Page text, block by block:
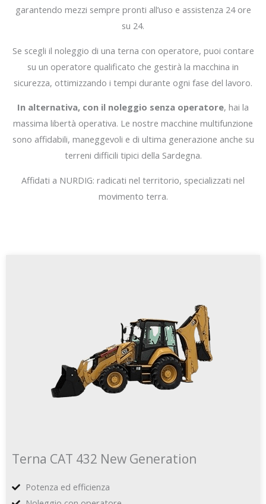
garantendo mezzi sempre pronti all’uso e assistenza 24 ore
su 24.
Se scegli il noleggio di una terna con operatore, puoi contare
su un operatore qualificato che gestirà la macchina in
sicurezza, ottimizzando i tempi durante ogni fase del lavoro.
In alternativa, con il noleggio senza operatore, hai la
massima libertà operativa. Le nostre macchine multifunzione
sono affidabili, maneggevoli e di ultima generazione anche su
terreni difficili tipici della Sardegna.
Affidati a NURDIG: radicati nel territorio, specializzati nel
movimento terra.
Terna CAT 432 New Generation
Potenza ed efficienza